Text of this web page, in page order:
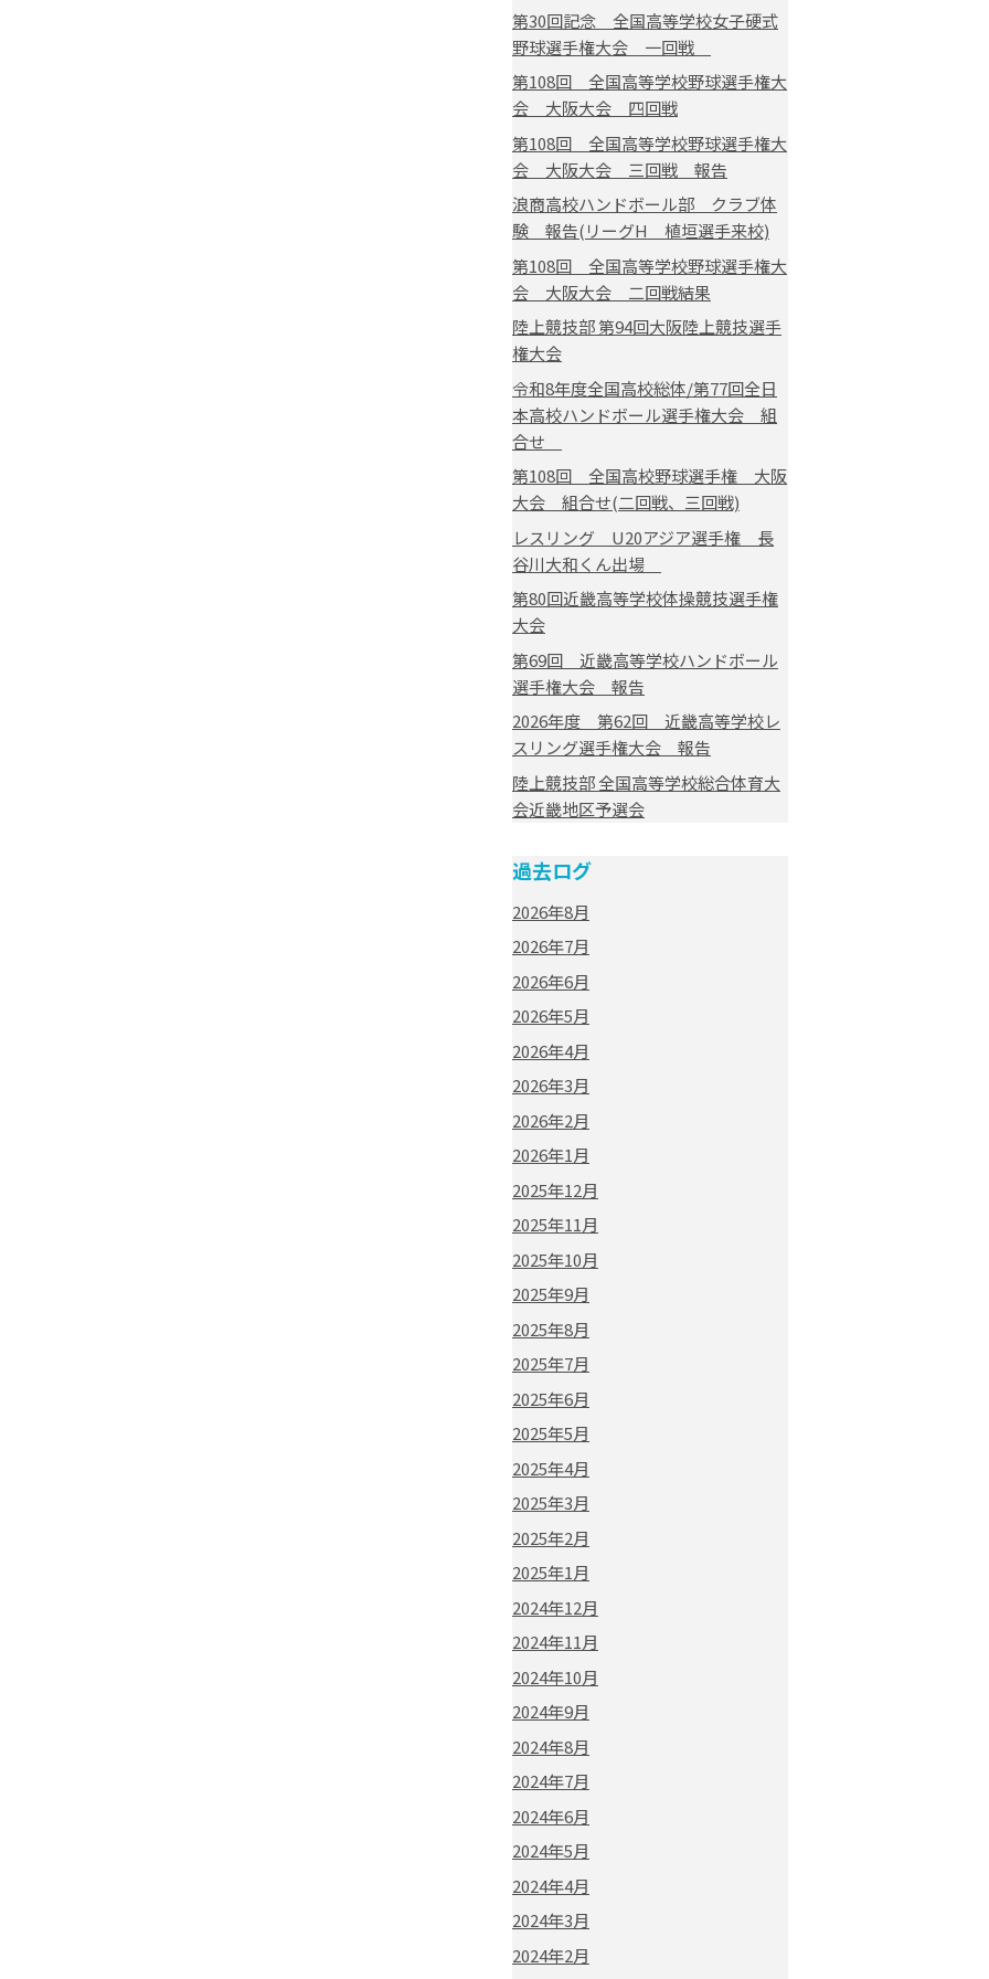
第30回記念 全国高等学校女子硬式
野球選手権大会 一回戦
第108回 全国高等学校野球選手権大
会 大阪大会 四回戦
第108回 全国高等学校野球選手権大
会 大阪大会 三回戦 報告
浪商高校ハンドボール部 クラブ体
験 報告(リーグH 植垣選手来校)
第108回 全国高等学校野球選手権大
会 大阪大会 二回戦結果
陸上競技部 第94回大阪陸上競技選手
権大会
令和8年度全国高校総体/第77回全日
本高校ハンドボール選手権大会 組
合せ
第108回 全国高校野球選手権 大阪
大会 組合せ(二回戦、三回戦)
レスリング U20アジア選手権 長
谷川大和くん出場
第80回近畿高等学校体操競技選手権
大会
第69回 近畿高等学校ハンドボール
選手権大会 報告
2026年度 第62回 近畿高等学校レ
スリング選手権大会 報告
陸上競技部 全国高等学校総合体育大
会近畿地区予選会
過去ログ
2026年8月
2026年7月
2026年6月
2026年5月
2026年4月
2026年3月
2026年2月
2026年1月
2025年12月
2025年11月
2025年10月
2025年9月
2025年8月
2025年7月
2025年6月
2025年5月
2025年4月
2025年3月
2025年2月
2025年1月
2024年12月
2024年11月
2024年10月
2024年9月
2024年8月
2024年7月
2024年6月
2024年5月
2024年4月
2024年3月
2024年2月